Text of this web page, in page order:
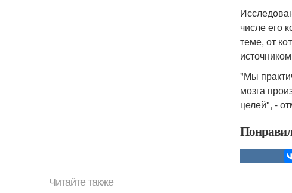
числе его
теме, от
"Мы
мозга
целей", -
Читайте также